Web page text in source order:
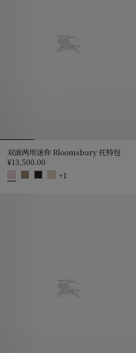
双面两用迷你 Bloomsbury 托特包
¥13,500.00
+1